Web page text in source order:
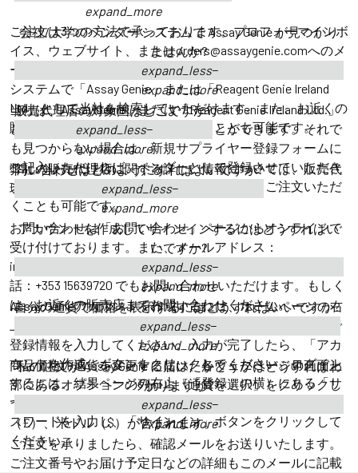
expand_more
ご注文は3つの方法で承っております。プロフォーマインボ
イス、ウェブサイト、またはorders@assaygenie.comへのメ
ールによるオンライン注文が可能です。ご注文は、ご注文
システムで「Assay Genie」または「Reagent Genie Ireland
Ltd」として当社を検索していただけます。また、お近くの
販売代理店を通してご注文いただくことも可能です。
会社/大学のベンダー システムで Assay Genie が見つかり
ませんか?
expand_less
expand_more
当社は「Assay Genie」または「Reagent Genie Ireland Ltd.」
というサプライヤー名で見つけることができます。それで
も見つからない場合は、新規サプライヤー登録フォームに
ご記入いただければ、ベンダーとして登録させていただき
ます。または、お近くの販売代理店を通してご注文いただ
くことも可能です。
販売代理店の対象国はどこですか?
expand_less
expand_more
弊社の販売代理店に関する詳しい情報については、販売代
理店ページをご覧ください。
問い合わせはどのようにすればよいですか?
expand_less
expand_more
お問い合わせは「お問い合わせ」ページからオンラインで
受け付けております。また、メールアドレス：
info@assaygenie.com またはorders@assaygenie.com、お電
話：+353 15639720 でもお問い合わせいただけます。もしく
は、お近くの販売店までお問い合わせください。
アカウントを作成してサインインするにはどうすればい
いですか?
expand_less
expand_more
Assay Genieアカウントを作成するには、ホームページの右
上にある「登録」をクリックしてください。登録ページで
登録情報を入力してください。入力が完了したら、「アカ
ウントを作成」ボタンをクリックしてください。ログイン
するには、結果ページの右上（「登録」の横）にある「サ
インイン」をクリックしてください。メールアドレスとパ
スワードを入力し、「サインイン」ボタンをクリックして
ください。
自分の通貨で価格を表示するにはどうすればいいですか?
expand_less
expand_more
商品価格の通貨を変更するには、各ウェブページの画面上
部にあるオプションの列から「通貨を選択」をクリックし
てください。オプションには、ユーロ（€）、ポンド
（£）、米ドル（$）が含まれます。
私の注文が Assay Genie に届いたかどうかはどうすればわ
かりますか?
expand_less
expand_more
ご注文を承りましたら、確認メールをお送りいたします。
ご注文番号やお届け予定日などの詳細もこのメールに記載